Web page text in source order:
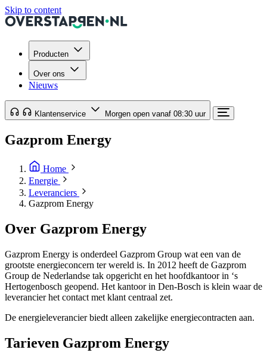
Skip to content
Producten
Over ons
Nieuws
Klantenservice Morgen open vanaf 08:30 uur
Gazprom Energy
Home
Energie
Leveranciers
Gazprom Energy
Over Gazprom Energy
Gazprom Energy is onderdeel Gazprom Group wat een van de
grootste energieconcern ter wereld is. In 2012 heeft de Gazprom
Group de Nederlandse tak opgericht en het hoofdkantoor in ‘s
Hertogenbosch geopend. Het kantoor in Den-Bosch is klein waar de
leverancier het contact met klant centraal zet.
De energieleverancier biedt alleen zakelijke energiecontracten aan.
Tarieven Gazprom Energy